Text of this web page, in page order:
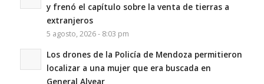
y frenó el capítulo sobre la venta de tierras a
extranjeros
5 agosto, 2026 - 8:03 pm
Los drones de la Policía de Mendoza permitieron
localizar a una mujer que era buscada en
General Alvear